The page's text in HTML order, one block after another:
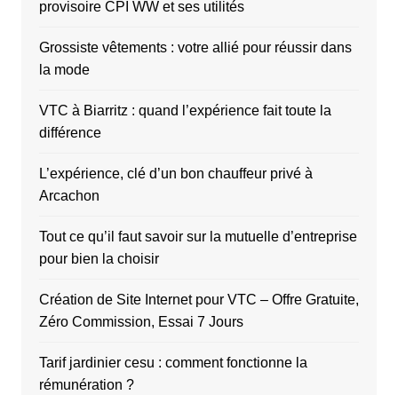
provisoire CPI WW et ses utilités
Grossiste vêtements : votre allié pour réussir dans
la mode
VTC à Biarritz : quand l’expérience fait toute la
différence
L’expérience, clé d’un bon chauffeur privé à
Arcachon
Tout ce qu’il faut savoir sur la mutuelle d’entreprise
pour bien la choisir
Création de Site Internet pour VTC – Offre Gratuite,
Zéro Commission, Essai 7 Jours
Tarif jardinier cesu : comment fonctionne la
rémunération ?